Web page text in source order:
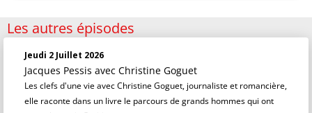
Les autres épisodes
Jeudi 2 Juillet 2026
Jacques Pessis avec Christine Goguet
Les clefs d'une vie avec Christine Goguet, journaliste et romancière,
elle raconte dans un livre le parcours de grands hommes qui ont